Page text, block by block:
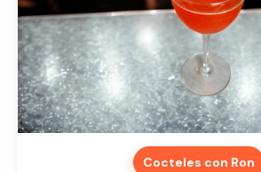
Cocteles con Ron